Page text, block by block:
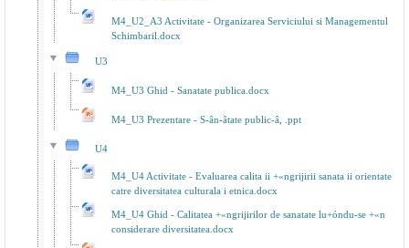
M4_U2_A3 Activitate - Organizarea Serviciului si Managementul
Schimbaril.docx
U3
M4_U3 Ghid - Sanatate publica.docx
M4_U3 Prezentare - S-ân-âtate public-â, .ppt
U4
M4_U4 Activitate - Evaluarea calita ii +«ngrijirii sanata ii orientate
catre diversitatea culturala i etnica.docx
M4_U4 Ghid - Calitatea +«ngrijirilor de sanatate lu+óndu-se +«n
considerare diversitatea.docx